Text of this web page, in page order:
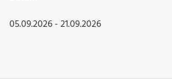
05.09.2026 - 21.09.2026